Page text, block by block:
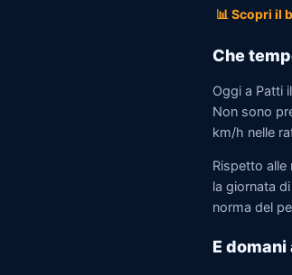
📊 Scopri il
Che
Oggi a Patti
Non sono
km/h nelle
Rispetto
la giornata
norma del
E domani